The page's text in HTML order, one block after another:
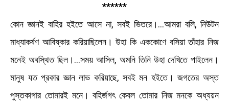
******
কোন জ্ঞানই বাহির হইতে আসে না, সবই ভিতরে।...আমরা বলি, নিউটন
মাধ্যাকর্ষণ আবিষ্কার করিয়াছিলেন। উহা কি এককোণে বসিয়া তাঁহার নিজ
মনেই অবস্থিত ছিল।...সময় আসিল, অমনি তিনি উহা দেখিতে পাইলেন।
মানুষ যত প্রকার জ্ঞান লাভ করিয়াছে, সবই মন হইতে। জগতের অস্ত
পুস্তকাগার তােমারই মনে। বহির্জগৎ কেবল তােমার নিজ মনকে অধ্যয়ন